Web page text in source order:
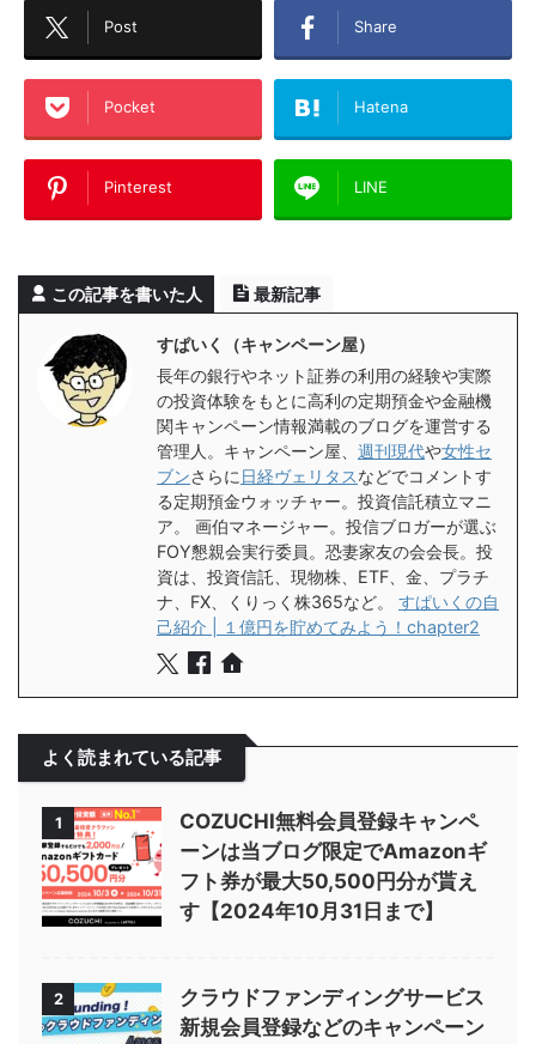
Post Share
Pocket Hatena
Pinterest LINE
この記事を書いた人 最新記事
すぱいく（キャンペーン屋）
長年の銀行やネット証券の利用の経験や実際
の投資体験をもとに高利の定期預金や金融機
関キャンペーン情報満載のブログを運営する
管理人。キャンペーン屋、 週刊現代や女性セ
ブンさらに 日経ヴェリタスなどでコメントす
る定期預金ウォッチャー。投資信託積立マニ
ア。 画伯マネージャー。投信ブロガーが選ぶ
FOY懇親会実行委員。恐妻家友の会会長。投
資は、投資信託、現物株、ETF、金、プラチ
ナ、FX、くりっく株365など。 すぱいくの自
己紹介 | １億円を貯めてみよう！chapter2
よく読まれている記事
1
COZUCHI無料会員登録キャンペ
ーンは当ブログ限定でAmazonギ
フト券が最大50,500円分が貰え
す【2024年10月31日まで】
2
クラウドファンディングサービス
新規会員登録などのキャンペーン